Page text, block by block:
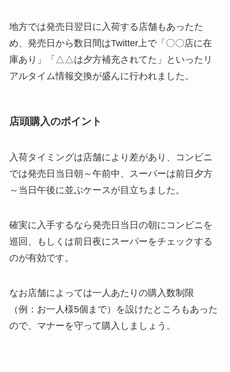
地方では発売日翌日に入荷する店舗もあったた
め、発売日から数日間はTwitter上で「〇〇店に在
庫あり」「△△は夕方補充されてた」といったリ
アルタイム情報交換が盛んに行われました。
店頭購入のポイント
入荷タイミングは店舗により差があり、コンビニ
では発売日当日朝～午前中、スーパーは前日夕方
～当日午後に並ぶケースが目立ちました。
確実に入手するなら発売日当日の朝にコンビニを
巡回、もしくは前日夜にスーパーをチェックする
のが有効です。
なお店舗によっては一人あたりの購入数制限
（例：お一人様5個まで）を設けたところもあった
ので、マナーを守って購入しましょう。